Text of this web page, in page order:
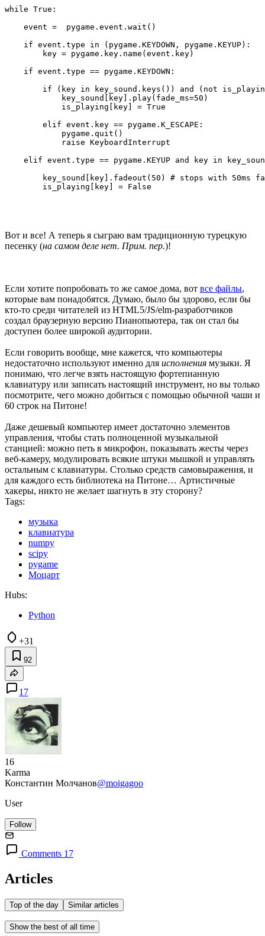
while True:
    event =  pygame.event.wait()
    if event.type in (pygame.KEYDOWN, pygame.KEYUP):
        key = pygame.key.name(event.key)
    if event.type == pygame.KEYDOWN:
if (key in key_sound.keys()) and (not
            key_sound[key].play(fade_ms=50)
            is_playing[key] = True
        elif event.key == pygame.K_ESCAPE:
            pygame.quit()
            raise KeyboardInterrupt
elif event.type == pygame.KEYUP and key in
key_sound[key].fadeout(50) # stops with 50ms
        is_playing[key] = False
Вот и все! А теперь я сыграю вам традиционную турецкую
песенку (на самом деле нет. Прим. пер.)!
Если хотите попробовать то же самое дома, вот все файлы,
которые вам понадобятся. Думаю, было бы здорово, если бы
кто-то среди читателей из HTML5/JS/elm-разработчиков
создал браузерную версию Пианопьютера, так он стал бы
доступен более широкой аудитории.
Если говорить вообще, мне кажется, что компьютеры
недостаточно используют именно для исполнения музыки. Я
понимаю, что легче взять настоящую фортепианную
клавиатуру или записать настоящий инструмент, но вы только
посмотрите, чего можно добиться с помощью обычной чаши и
60 строк на Питоне!
Даже дешевый компьютер имеет достаточно элементов
управления, чтобы стать полноценной музыкальной
станцией: можно петь в микрофон, показывать жесты через
веб-камеру, модулировать всякие штуки мышкой и управлять
остальным с клавиатуры. Столько средств самовыражения, и
для каждого есть библиотека на Питоне… Артистичные
хакеры, никто не желает шагнуть в эту сторону?
Tags:
музыка
клавиатура
numpy
scipy
pygame
Моцарт
Hubs:
Python
+31
92
17
16
Karma
Константин Молчанов@moigagoo
User
Follow
Comments 17
Articles
Top of the day Similar articles
Show the best of all time